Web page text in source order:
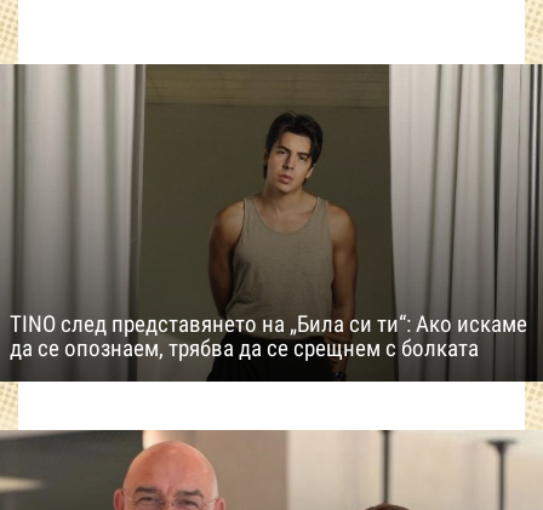
TINO след представянето на „Била си ти“: Ако искаме
да се опознаем, трябва да се срещнем с болката